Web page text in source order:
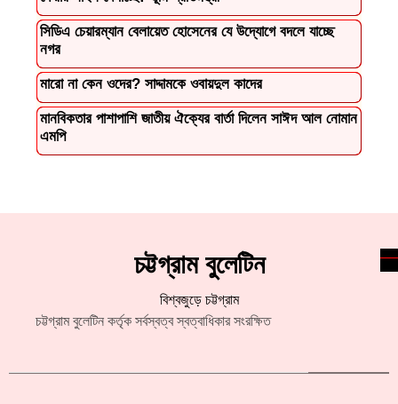
সিডিএ চেয়ারম্যান বেলায়েত হোসেনের যে উদ্যোগে বদলে যাচ্ছে
নগর
মারো না কেন ওদের? সাদ্দামকে ওবায়দুল কাদের
মানবিকতার পাশাপাশি জাতীয় ঐক্যের বার্তা দিলেন সাঈদ আল নোমান
এমপি
চট্টগ্রাম বুলেটিন
বিশ্বজুড়ে চট্টগ্রাম
চট্টগ্রাম বুলেটিন কর্তৃক সর্বস্বত্ব স্বত্বাধিকার সংরক্ষিত